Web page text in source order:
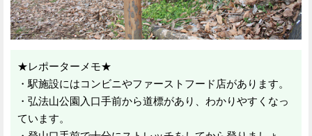
★レポーターメモ★
・駅施設にはコンビニやファーストフード店があります。
・弘法山公園入口手前から道標があり、わかりやすくなっ
ています。